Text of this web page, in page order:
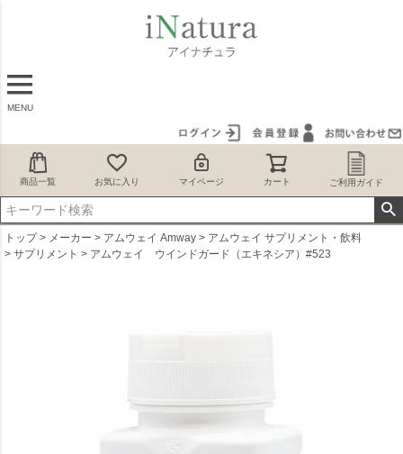
MENU
商品一覧 お気に入り マイページ カート ご利用ガイド
トップ メーカー アムウェイ Amway
アムウェイ サプリメント・飲料
サプリメント
アムウェイ ウインドガード（エキネシア）#523